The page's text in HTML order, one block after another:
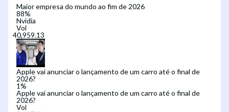
Maior empresa do mundo ao fim de 2026
88%
Nvidia
Vol
Apple vai anunciar o lançamento de um carro até o final de
2026?
1%
Apple vai anunciar o lançamento de um carro até o final de
2026?
Vol